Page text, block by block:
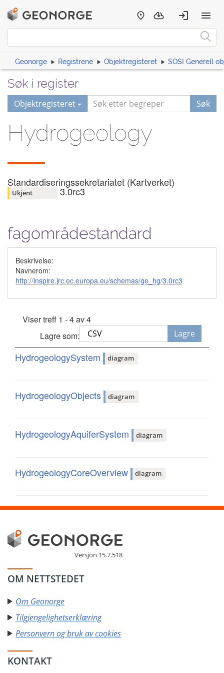
Geonorge Registrene Objektregisteret SOSI Generell
Søk i register
Objektregisteret Søk
Hydrogeology
Standardiseringssekretariatet (Kartverket)
Ukjent 3.0rc3
fagområdestandard
Beskrivelse:
Navnerom:
http://inspire.jrc.ec.europa.eu/schemas/ge_hg/3.0rc3
Viser treff 1 - 4 av 4
Lagre som:
Lagre
HydrogeologySystem diagram
HydrogeologyObjects diagram
HydrogeologyAquiferSystem diagram
HydrogeologyCoreOverview diagram